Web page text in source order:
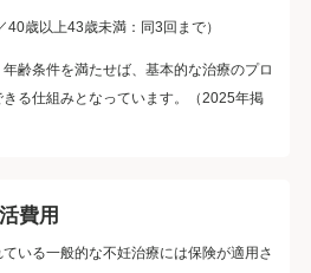
40歳以上43歳未満：同3回まで）
齢条件を満たせば、基本的な治療のプロ
る仕組みとなっています。（2025年掲
費用
いる一般的な不妊治療には保険が適用さ